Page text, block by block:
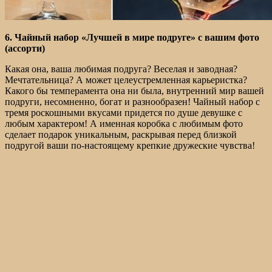
6. Чайный набор «Лучшей в мире подруге» с вашим фото
(ассорти)
Какая она, ваша любимая подруга? Веселая и заводная?
Мечтательница? А может целеустремленная карьеристка?
Какого бы темперамента она ни была, внутренний мир вашей
подруги, несомненно, богат и разнообразен! Чайный набор с
тремя роскошными вкусами придется по душе девушке с
любым характером! А именная коробка с любимым фото
сделает подарок уникальным, раскрывая перед близкой
подругой ваши по-настоящему крепкие дружеские чувства!